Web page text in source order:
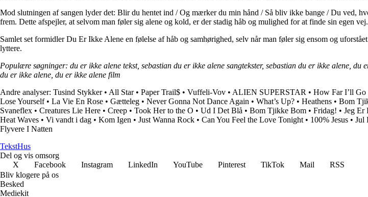
Mod slutningen af sangen lyder det: Blir du hentet ind / Og mærker du min hånd / Så bliv ikke bange / Du ved,
frem. Dette afspejler, at selvom man føler sig alene og kold, er der stadig håb og mulighed for at finde sin egen vej.
Samlet set formidler Du Er Ikke Alene en følelse af håb og samhørighed, selv når man føler sig ensom og
lyttere.
Populære søgninger: du er ikke alene tekst, sebastian du er ikke alene sangtekster, sebastian du er ikke alene,
du er ikke alene, du er ikke alene film
Andre analyser: Tusind Stykker• All Star• Paper Trail$ • Vuffeli-Vov • ALIEN SUPERSTAR • How Far I’ll Go
Lose Yourself• La Vie En Rose • Gætteleg • Never Gonna Not Dance Again • What’s Up? • Heathens • Bom
Svaneflex • Creatures Lie Here • Creep • Took Her to the O • Ud I Det Blå • Bom Tjikke Bom • Fridag! • Jeg Er
Heat Waves • Vi vandt i dag • Kom Igen • Just Wanna Rock • Can You Feel the Love Tonight • 100% Jesus • Jul
Flyvere I Natten
TekstHus
Del og vis omsorg
X
Facebook Instagram LinkedIn YouTube Pinterest TikTok Mail
RSS
Bliv klogere på os
Besked
Mediekit